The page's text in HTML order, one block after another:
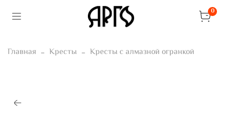
0
Главная Кресты Кресты с алмазной огранкой